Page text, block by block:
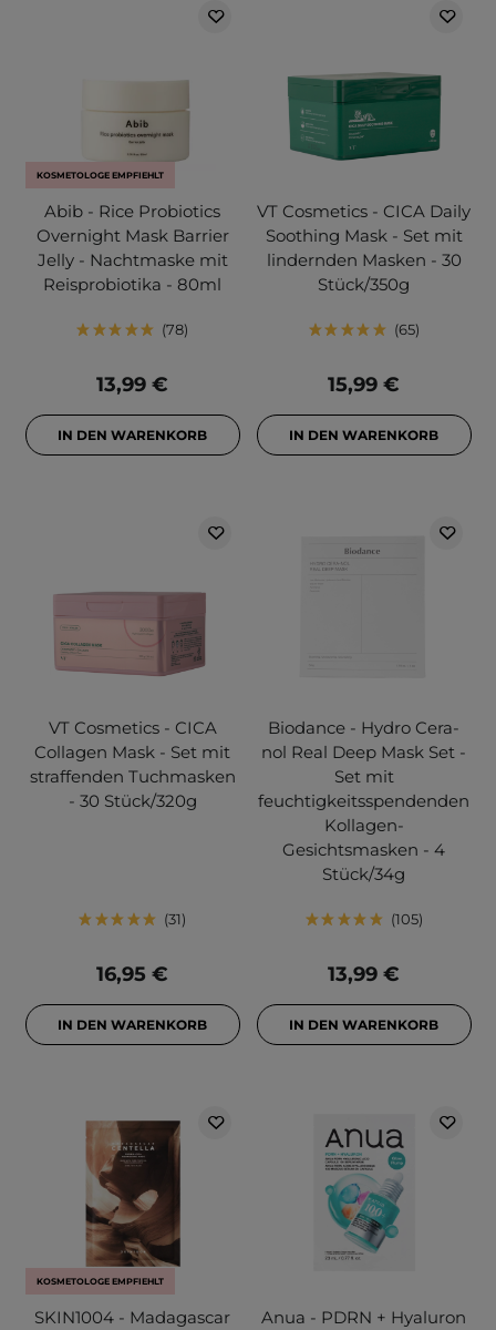
KOSMETOLOGE EMPFIEHLT
Abib - Rice Probiotics
Overnight Mask Barrier
Jelly - Nachtmaske mit
Reisprobiotika - 80ml
78
13,99 €
IN DEN WARENKORB
VT Cosmetics - CICA Daily
Soothing Mask - Set mit
lindernden Masken - 30
Stück/350g
65
15,99 €
IN DEN WARENKORB
VT Cosmetics - CICA
Collagen Mask - Set mit
straffenden Tuchmasken
- 30 Stück/320g
31
16,95 €
IN DEN WARENKORB
Biodance - Hydro Cera-
nol Real Deep Mask Set -
Set mit
feuchtigkeitsspendenden
Kollagen-
Gesichtsmasken - 4
Stück/34g
105
13,99 €
IN DEN WARENKORB
KOSMETOLOGE EMPFIEHLT
SKIN1004 - Madagascar
Anua - PDRN + Hyaluron